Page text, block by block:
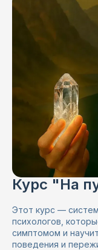
Курс "На
Этот курс —
психологов,
симптомом и
поведения и